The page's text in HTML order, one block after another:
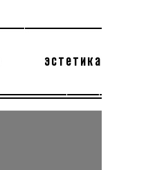
эстетика